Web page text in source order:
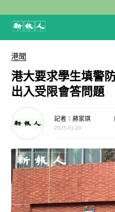
港聞
港大要求學生填警
出入受限會答問題
記者：蔣家琪
2025-01-20